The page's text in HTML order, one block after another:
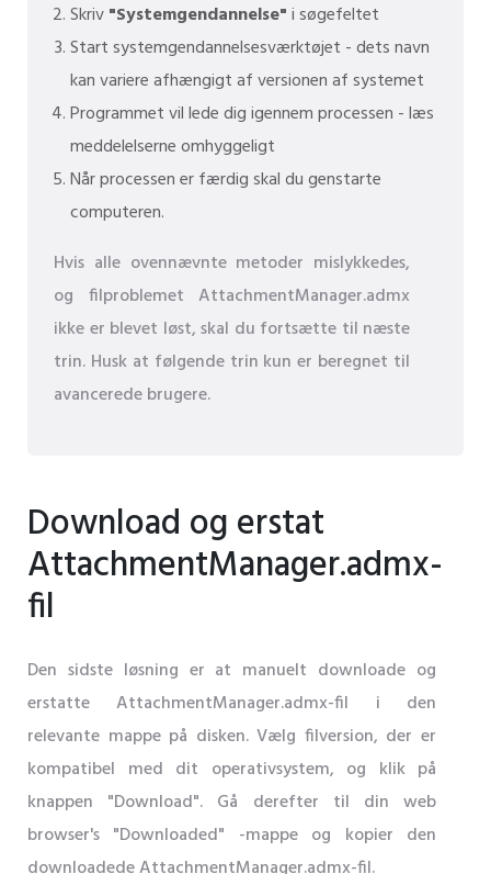
Skriv"Systemgendannelse"i søgefeltet
Start systemgendannelsesværktøjet - dets navn
kan variere afhængigt af versionen af ​​systemet
Programmet vil lede dig igennem processen - læs
meddelelserne omhyggeligt
Når processen er færdig skal du genstarte
computeren.
Hvis alle ovennævnte metoder mislykkedes,
og filproblemet AttachmentManager.admx
ikke er blevet løst, skal du fortsætte til næste
trin. Husk at følgende trin kun er beregnet til
avancerede brugere.
Download og erstat
AttachmentManager.admx-
fil
Den sidste løsning er at manuelt downloade og
erstatte AttachmentManager.admx-fil i den
relevante mappe på disken. Vælg filversion, der er
kompatibel med dit operativsystem, og klik på
knappen "Download". Gå derefter til din web
browser's "Downloaded" -mappe og kopier den